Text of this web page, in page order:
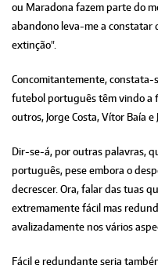
ou Maradona fazem parte do
abandono leva-me a constatar
extinção".
Concomitantemente, constata-
futebol português têm vindo a
outros, Jorge Costa, Vítor Baía e
Dir-se-á, por outras palavras,
português, pese embora o
decrescer. Ora, falar das tuas
extremamente fácil mas
avalizadamente nos vários
Fácil e redundante seria